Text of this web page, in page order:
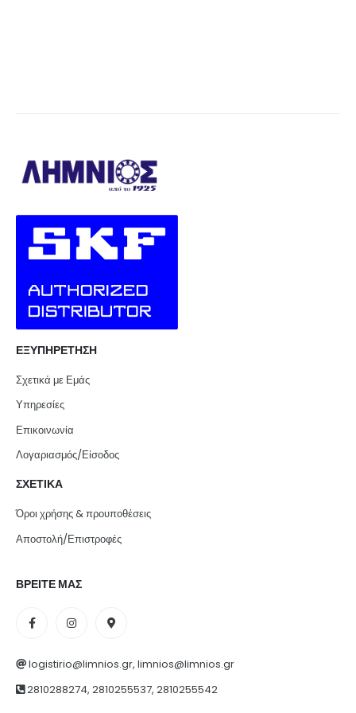
ΕΞΥΠΗΡΕΤΗΣΗ
Σχετικά με Εμάς
Υπηρεσίες
Επικοινωνία
Λογαριασμός/Είσοδος
ΣΧΕΤΙΚΑ
Όροι χρήσης & προυποθέσεις
Αποστολή/Επιστροφές
ΒΡΕΙΤΕ ΜΑΣ
logistirio@limnios.gr, limnios@limnios.gr
2810288274, 2810255537, 2810255542